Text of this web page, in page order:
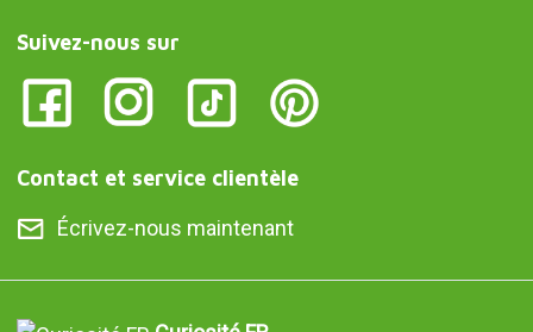
Suivez-nous sur
Contact et service clientèle
Écrivez-nous maintenant